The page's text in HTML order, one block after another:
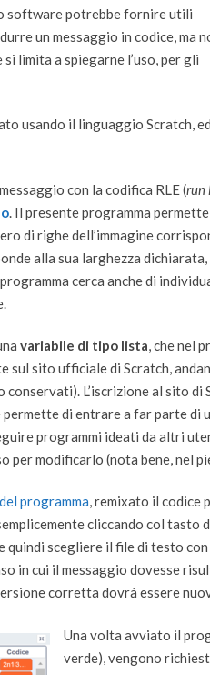
software potrebbe fornire utili
un messaggio in codice, ma
limita a spiegarne l’uso, per gli
usando il linguaggio Scratch,
con la codifica RLE (run
. Il presente programma
di righe dell’immagine
alla sua larghezza
cerca anche di
variabile di tipo lista, che nel
sul sito ufficiale di Scratch,
L’iscrizione al sito
di entrare a far parte di
programmi ideati da altri
per modificarlo (nota bene, nel
programma, remixato il codice
cliccando col tasto
quindi scegliere il file di testo
in cui il messaggio dovesse
corretta dovrà essere
Una volta avviato il
verde), vengono